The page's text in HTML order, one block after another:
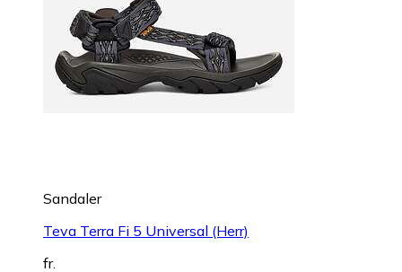
Sandaler
Teva Terra Fi 5 Universal (Herr)
fr.